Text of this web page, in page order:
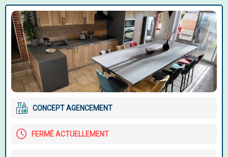
CONCEPT AGENCEMENT
FERMÉ ACTUELLEMENT